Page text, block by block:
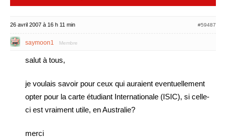
26 avril 2007 à 16 h 11 min #59487
saymoon1 Membre
salut à tous,
je voulais savoir pour ceux qui auraient eventuellement
opter pour la carte étudiant Internationale (ISIC), si celle-
ci est vraiment utile, en Australie?
merci